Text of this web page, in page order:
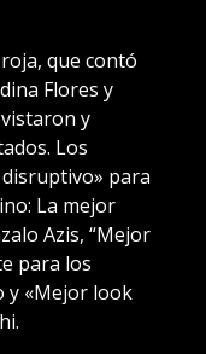
que contó
Flores y
y
Los
para
La mejor
Azis, “Mejor
para los
y «Mejor look